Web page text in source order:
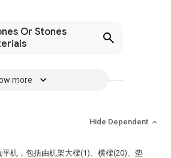
Or Stones
more
Hide Dependent
平机，包括由机架大樑(1)、横樑(20)、垫